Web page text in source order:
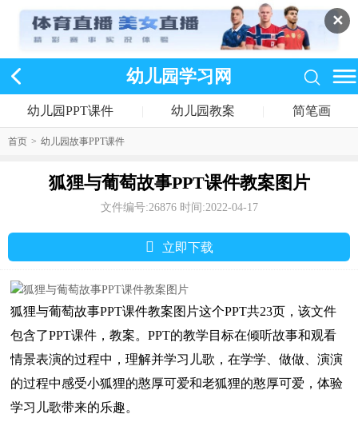
✕
幼儿园学习网
幼儿园PPT课件 幼儿园教案 简笔画
首页 > 幼儿园故事PPT课件
狐狸与葡萄故事PPT课件教案图片
文件编号:26876 时间:2022-04-17
󰅣 立即下载
狐狸与葡萄故事PPT课件教案图片这个PPT共23页，该文件
包含了PPT课件，教案。PPT的教学目标在倾听故事和观看
情景表演的过程中，理解并学习儿歌，在学学、做做、演演
的过程中感受小狐狸的憨厚可爱和老狐狸的憨厚可爱，体验
学习儿歌带来的乐趣。